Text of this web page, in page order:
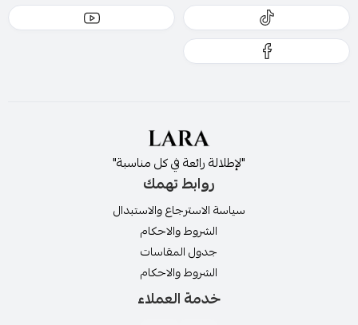
"لإطلالة رائعة في كل مناسبة"
روابط تهمك
سياسة الاسترجاع والاستبدال
الشروط والاحكام
جدول المقاسات
الشروط والاحكام
خدمة العملاء